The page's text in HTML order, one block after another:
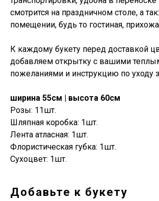
смотрится на праздничном столе, а
помещении, будь то гостиная,
К каждому букету перед доставкой
добавляем открытку с вашими
пожеланиями и инструкцию по уходу
ширина 55см | высота 60см
Розы: 11шт.
Шляпная коробка: 1шт.
Лента атласная: 1шт.
Флористическая губка: 1шт.
Сухоцвет: 1шт.
Добавьте к букету